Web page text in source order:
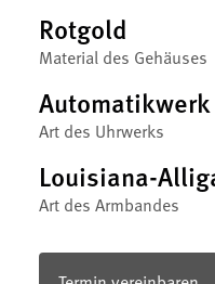
Rotgold
Material des Gehäuses
Automatikwerk
Art des Uhrwerks
Louisiana-
Art des Armbandes